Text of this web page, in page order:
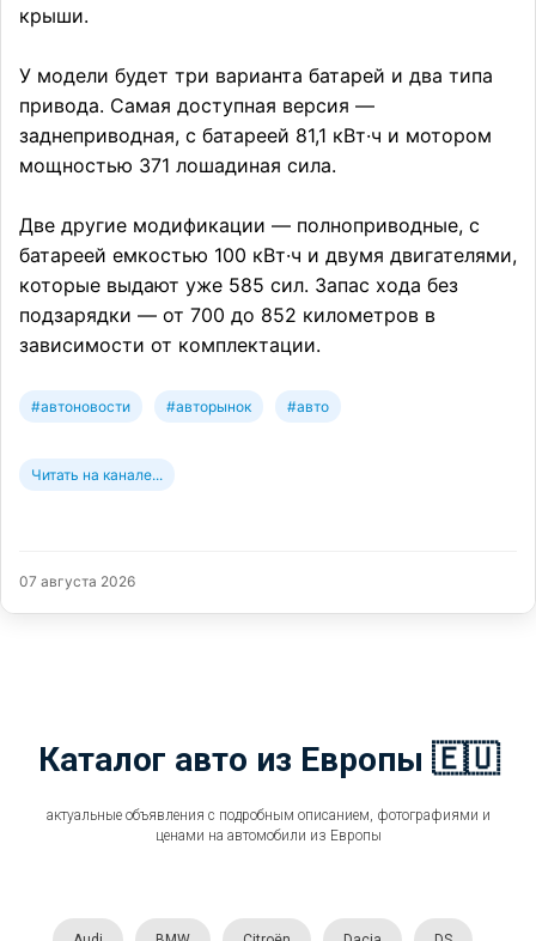
крыши.
У модели будет три варианта батарей и два типа
привода. Самая доступная версия —
заднеприводная, с батареей 81,1 кВт·ч и мотором
мощностью 371 лошадиная сила.
Две другие модификации — полноприводные, с
батареей емкостью 100 кВт·ч и двумя двигателями,
которые выдают уже 585 сил. Запас хода без
подзарядки — от 700 до 852 километров в
зависимости от комплектации.
#автоновости #авторынок #авто
Читать на канале...
07 августа 2026
Каталог авто из Европы 🇪🇺
актуальные объявления с подробным описанием, фотографиями и
ценами на автомобили из Европы